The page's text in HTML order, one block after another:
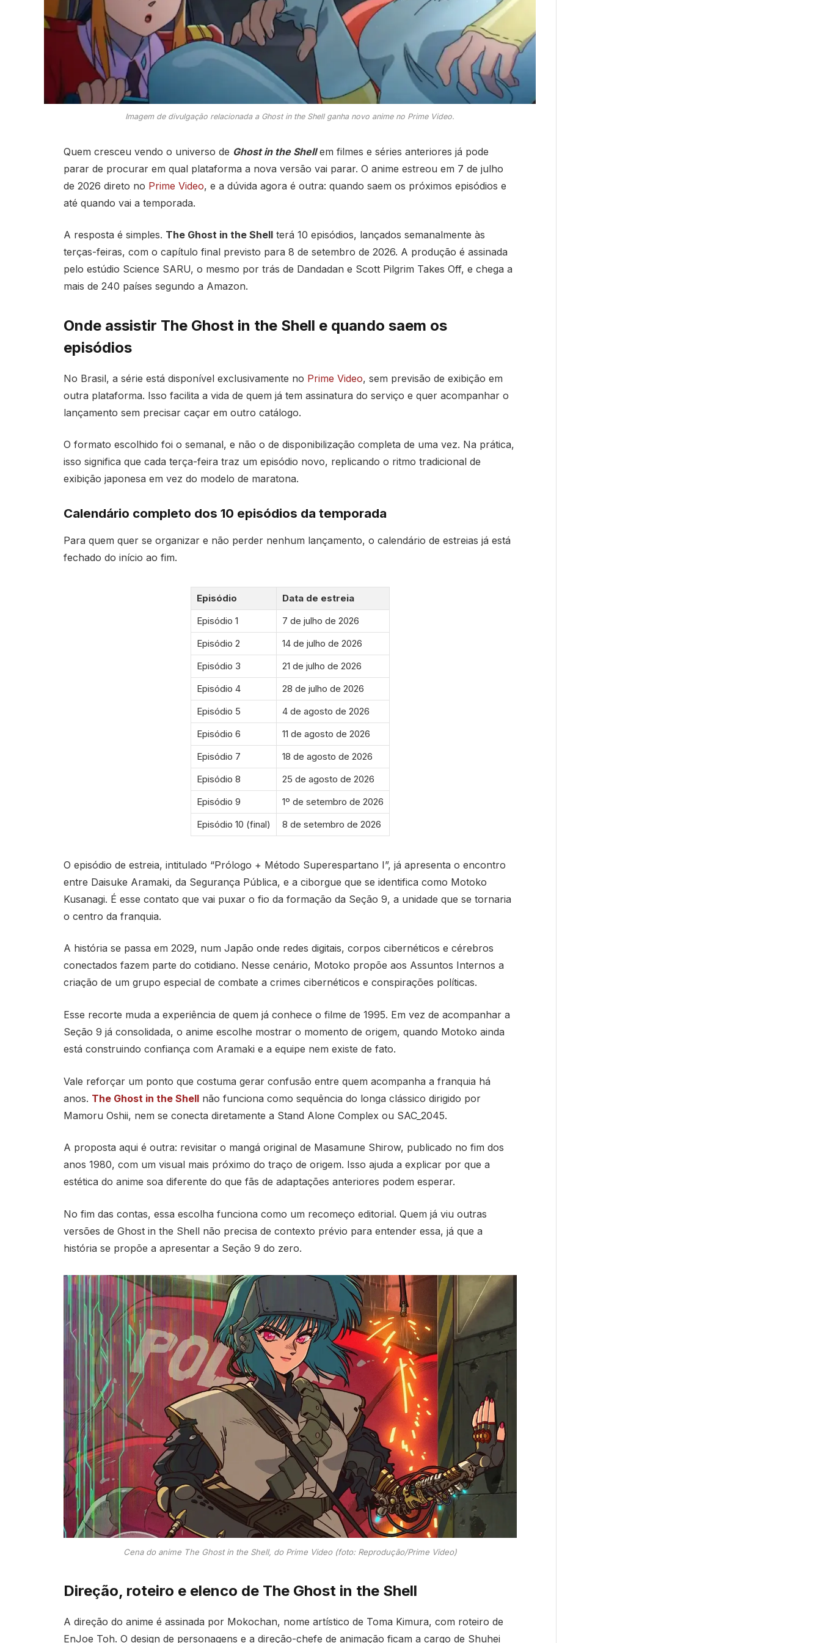
Imagem de divulgação relacionada a Ghost in the Shell ganha novo anime no Prime Video.
Quem cresceu vendo o universo de Ghost in the Shellem filmes e séries anteriores já pode
parar de procurar em qual plataforma a nova versão vai parar. O anime estreou em 7 de julho
de 2026 direto no Prime Video, e a dúvida agora é outra: quando saem os próximos episódios e
até quando vai a temporada.
A resposta é simples. The Ghost in the Shellterá 10 episódios, lançados semanalmente às
terças-feiras, com o capítulo final previsto para 8 de setembro de 2026. A produção é assinada
pelo estúdio Science SARU, o mesmo por trás de Dandadan e Scott Pilgrim Takes Off, e chega a
mais de 240 países segundo a Amazon.
Onde assistir The Ghost in the Shell e quando saem os
episódios
No Brasil, a série está disponível exclusivamente no Prime Video, sem previsão de exibição em
outra plataforma. Isso facilita a vida de quem já tem assinatura do serviço e quer acompanhar o
lançamento sem precisar caçar em outro catálogo.
O formato escolhido foi o semanal, e não o de disponibilização completa de uma vez. Na prática,
isso significa que cada terça-feira traz um episódio novo, replicando o ritmo tradicional de
exibição japonesa em vez do modelo de maratona.
Calendário completo dos 10 episódios da temporada
Para quem quer se organizar e não perder nenhum lançamento, o calendário de estreias já está
fechado do início ao fim.
Episódio
Data de estreia
Episódio 1
7 de julho de 2026
Episódio 2
14 de julho de 2026
Episódio 3
21 de julho de 2026
Episódio 4
28 de julho de 2026
Episódio 5
4 de agosto de 2026
Episódio 6
11 de agosto de 2026
Episódio 7
18 de agosto de 2026
Episódio 8
25 de agosto de 2026
Episódio 9
1º de setembro de 2026
Episódio 10 (final)
8 de setembro de 2026
O episódio de estreia, intitulado “Prólogo + Método Superespartano I”, já apresenta o encontro
entre Daisuke Aramaki, da Segurança Pública, e a ciborgue que se identifica como Motoko
Kusanagi. É esse contato que vai puxar o fio da formação da Seção 9, a unidade que se tornaria
o centro da franquia.
A história se passa em 2029, num Japão onde redes digitais, corpos cibernéticos e cérebros
conectados fazem parte do cotidiano. Nesse cenário, Motoko propõe aos Assuntos Internos a
criação de um grupo especial de combate a crimes cibernéticos e conspirações políticas.
Esse recorte muda a experiência de quem já conhece o filme de 1995. Em vez de acompanhar a
Seção 9 já consolidada, o anime escolhe mostrar o momento de origem, quando Motoko ainda
está construindo confiança com Aramaki e a equipe nem existe de fato.
Vale reforçar um ponto que costuma gerar confusão entre quem acompanha a franquia há
anos. The Ghost in the Shellnão funciona como sequência do longa clássico dirigido por
Mamoru Oshii, nem se conecta diretamente a Stand Alone Complex ou SAC_2045.
A proposta aqui é outra: revisitar o mangá original de Masamune Shirow, publicado no fim dos
anos 1980, com um visual mais próximo do traço de origem. Isso ajuda a explicar por que a
estética do anime soa diferente do que fãs de adaptações anteriores podem esperar.
No fim das contas, essa escolha funciona como um recomeço editorial. Quem já viu outras
versões de Ghost in the Shell não precisa de contexto prévio para entender essa, já que a
história se propõe a apresentar a Seção 9 do zero.
Cena do anime The Ghost in the Shell, do Prime Video (foto: Reprodução/Prime Video)
Direção, roteiro e elenco de The Ghost in the Shell
A direção do anime é assinada por Mokochan, nome artístico de Toma Kimura, com roteiro de
EnJoe Toh. O design de personagens e a direção-chefe de animação ficam a cargo de Shuhei